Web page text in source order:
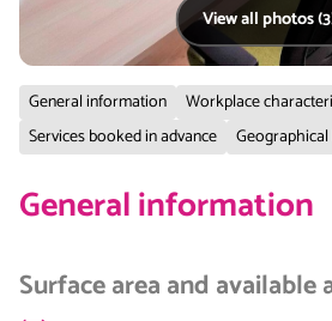
View all photos
General information
Workplace
Services booked in advance
General information
Surface area and available